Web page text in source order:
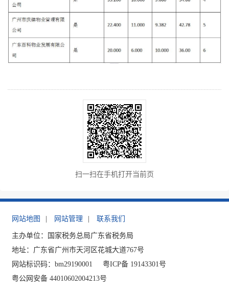
扫一扫在手机打开当前页
网站地图 网站管理 联系我们
主办单位：国家税务总局广东省税务局
地址：广东省广州市天河区花城大道767号
网站标识码：bm29190001
粤ICP备 19143301号
粤公网安备 44010602004213号